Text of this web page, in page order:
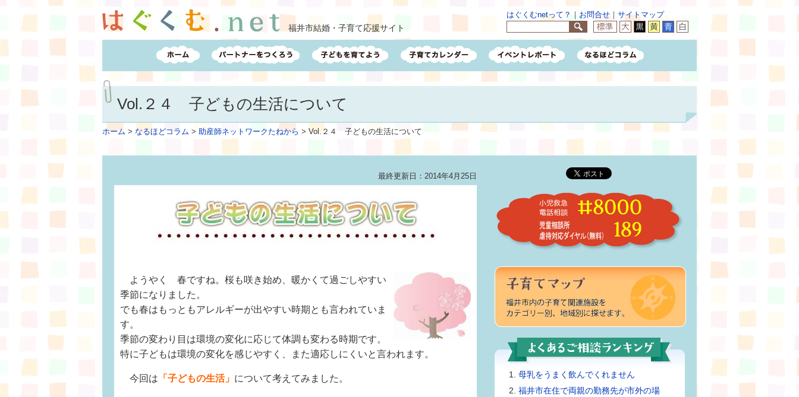
福井市結婚・子育て応援サイト
はぐくむnetって？ ｜ お問合せ ｜ サイトマップ
Vol.２４ 子どもの生活について
ホーム > なるほどコラム > 助産師ネットワークたねから > Vol.２４ 子どもの生活について
最終更新日：2014年4月25日
ようやく 春ですね。桜も咲き始め、暖かくて過ごしやすい
季節になりました。
でも春はもっともアレルギーが出やすい時期とも言われていま
す。
季節の変わり目は環境の変化に応じて体調も変わる時期です。
特に子どもは環境の変化を感じやすく、また適応しにくいと言われます。
今回は 「子どもの生活」 について考えてみました。
母乳をうまく飲んでくれません
福井市在住で両親の勤務先が市外の場